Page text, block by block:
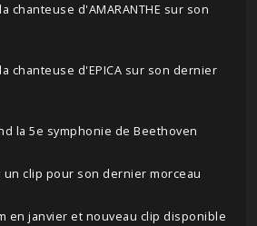
chanteuse d'AMARANTHE sur son
la chanteuse d'EPICA sur son dernier
la 5e symphonie de Beethoven
un clip pour son dernier morceau
en janvier et nouveau clip disponible